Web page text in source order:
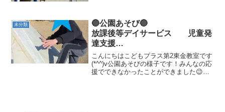
覚で捉えて、ぶつからない●カンガルーの
フープ渡り身体面：跳...
未分類
🔵公園あそび🔵
放課後等デイサービス 児童発
達支援
⁕運動療育⁕ ♬音楽療法♬
東金市 九十九里町 山武市
こんにちはこどもプラス第2東金教室です
(*^^)v公園あそびの様子です！みんなの応
援でできなかったことができました😉で